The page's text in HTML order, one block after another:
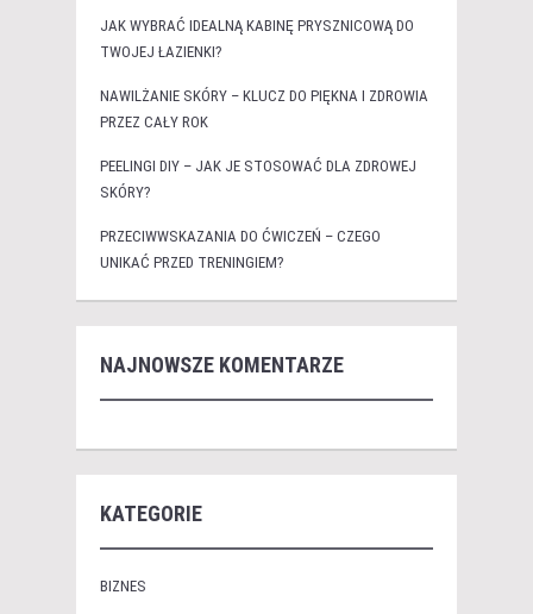
JAK WYBRAĆ IDEALNĄ KABINĘ PRYSZNICOWĄ DO
TWOJEJ ŁAZIENKI?
NAWILŻANIE SKÓRY – KLUCZ DO PIĘKNA I ZDROWIA
PRZEZ CAŁY ROK
PEELINGI DIY – JAK JE STOSOWAĆ DLA ZDROWEJ
SKÓRY?
PRZECIWWSKAZANIA DO ĆWICZEŃ – CZEGO
UNIKAĆ PRZED TRENINGIEM?
NAJNOWSZE KOMENTARZE
KATEGORIE
BIZNES